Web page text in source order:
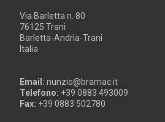
Via Barletta n. 80
76125 Trani
Barletta-Andria-Trani
Italia
Email: nunzio@bramac.it
Telefono: +39 0883 493009
Fax: +39 0883 502780